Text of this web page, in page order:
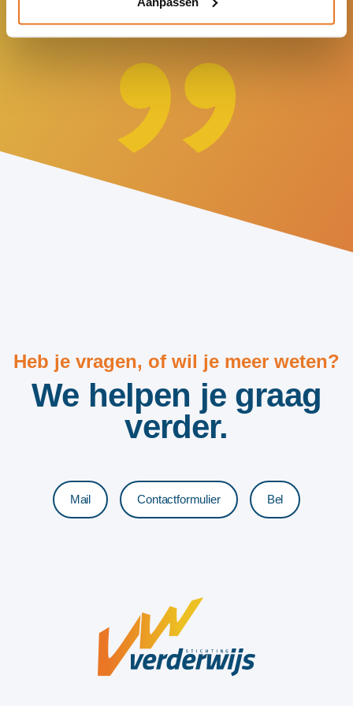
Team Stichting Verderwijs
Heb je vragen, of wil je meer weten?
We helpen je graag
verder.
Mail Contactformulier Bel